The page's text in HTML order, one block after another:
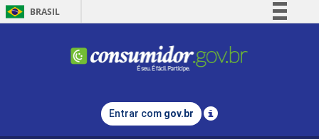
BRASIL
Comunica BR
Legislação
Entrar com gov.br